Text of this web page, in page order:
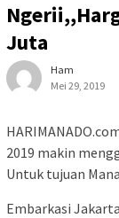
Juta
Ham
Mei 29, 2019
2019 makin
Untuk tujuan
Embarkasi